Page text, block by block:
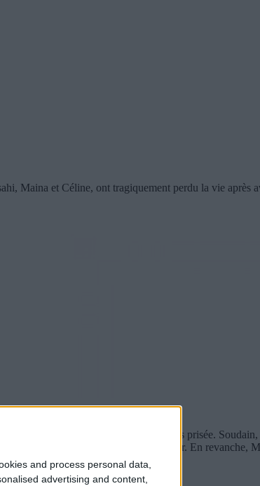
and process personal data,
advertising and content,
Maina et Céline, ont tragiquement perdu la vie après
pour extraire cette roche volcanique très prisée.
à l’hôpital. Leur vie n’est pas en danger. En revanche,